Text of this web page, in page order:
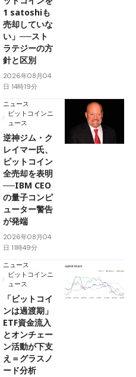
1 satoshiも
売却していな
い」──スト
ラテジーの方
針と区別
2026年08月04
日 14時19分
ニュース
ビットコインニ
ュース
逆神ジム・ク
レイマー氏、
ビットコイン
全売却を表明
──IBM CEO
の量子コンピ
ューター警告
が発端
2026年08月04
日 11時49分
ニュース
ビットコインニ
ュース
「ビットコイ
ンは過渡期」
ETF資金流入
とオンチェー
ン活動が下支
え＝グラスノ
ード分析